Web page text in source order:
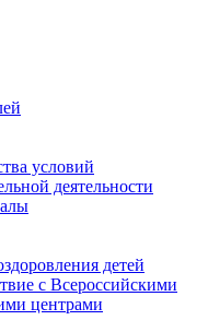
условий
деятельности
детей
с Всероссийскими
центрами